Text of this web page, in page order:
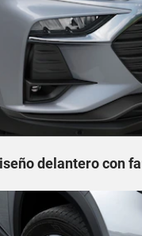
delantero con